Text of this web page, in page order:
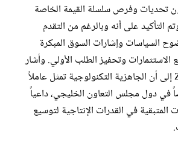
تحديات وفرص سلسلة القيمة الخاصة
التأكيد على أنه وبالرغم من التقدم
السياسات وإشارات السوق المبكرة
وتحفيز الطلب الأولي. وأشار
Zwiefelhofer إلى أن الجاهزية التكنولوجية تمثل عاملاً
دول مجلس التعاون الخليجي، داعياً
في القدرات الإنتاجية لتوسيع